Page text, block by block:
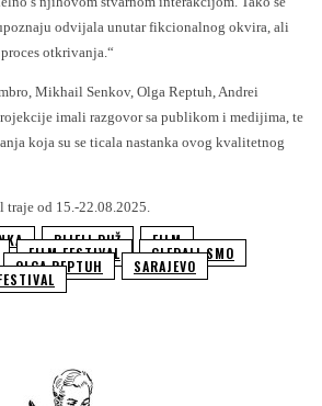
odvijala unutar fikcionalnog okvira, ali
otkrivanja.“
Mikhail Senkov, Olga Reptuh, Andrei
imali razgovor sa publikom i medijima, te
koja su se ticala nastanka ovog kvalitetnog
traje od 15.-22.08.2025.
BIJELI PUŽ FILM
FILM FESTIVAL GLEDALI SMO
OLGA REPTUH SARAJEVO